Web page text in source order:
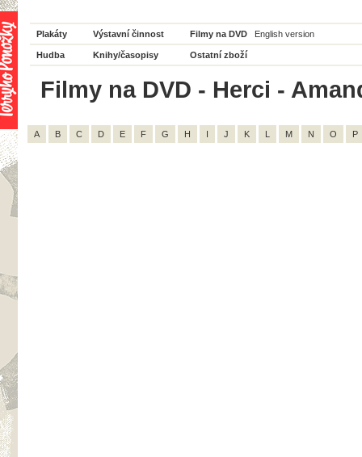
Plakáty Výstavní činnost Filmy na DVD English version
Hudba Knihy/časopisy Ostatní zboží
Filmy na DVD - Herci -
A B C D E F G H I J K L M N O P